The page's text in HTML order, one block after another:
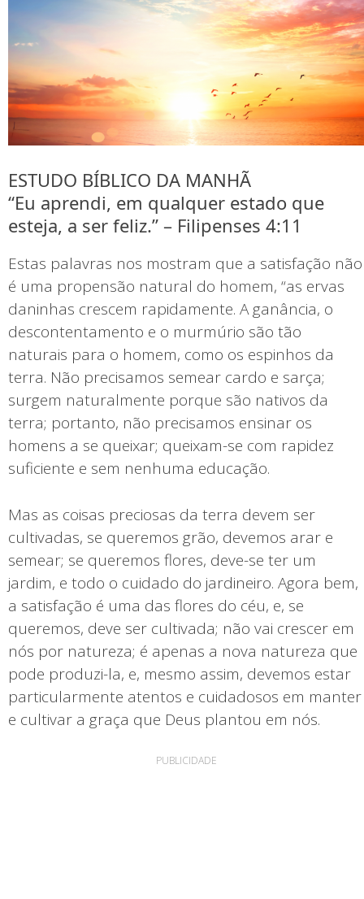
ESTUDO BÍBLICO DA MANHÃ
“Eu aprendi, em qualquer estado que
esteja, a ser feliz.” – Filipenses 4:11
Estas palavras nos mostram que a satisfação não
é uma propensão natural do homem, “as ervas
daninhas crescem rapidamente. A ganância, o
descontentamento e o murmúrio são tão
naturais para o homem, como os espinhos da
terra. Não precisamos semear cardo e sarça;
surgem naturalmente porque são nativos da
terra; portanto, não precisamos ensinar os
homens a se queixar; queixam-se com rapidez
suficiente e sem nenhuma educação.
Mas as coisas preciosas da terra devem ser
cultivadas, se queremos grão, devemos arar e
semear; se queremos flores, deve-se ter um
jardim, e todo o cuidado do jardineiro. Agora bem,
a satisfação é uma das flores do céu, e, se
queremos, deve ser cultivada; não vai crescer em
nós por natureza; é apenas a nova natureza que
pode produzi-la, e, mesmo assim, devemos estar
particularmente atentos e cuidadosos em manter
e cultivar a graça que Deus plantou em nós.
PUBLICIDADE